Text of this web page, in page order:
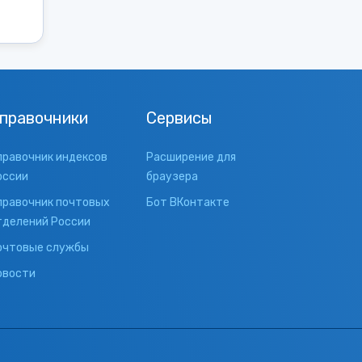
индексов
почтовых
России
службы
Сервисы
Расширение для
браузера
Бот ВКонтакте